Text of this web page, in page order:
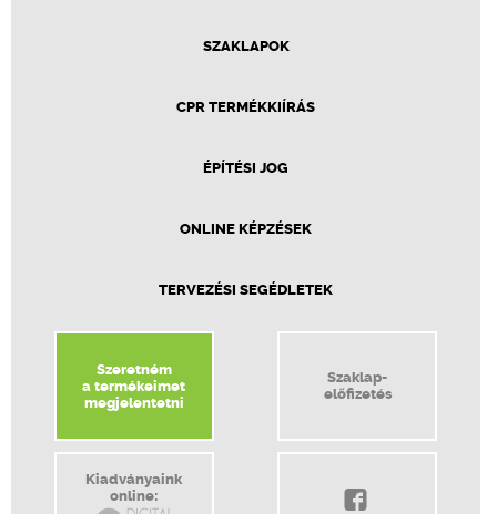
SZAKLAPOK
CPR TERMÉKKIÍRÁS
ÉPÍTÉSI JOG
ONLINE KÉPZÉSEK
TERVEZÉSI SEGÉDLETEK
Szeretném
a termékeimet
megjelentetni
Szaklap-
előfizetés
Kiadványaink
online: